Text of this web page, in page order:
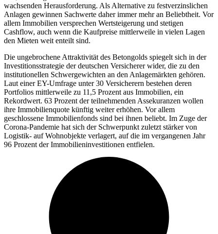
wachsenden Herausforderung. Als Alternative zu festverzinslichen
Anlagen gewinnen Sachwerte daher immer mehr an Beliebtheit. Vor
allem Immobilien versprechen Wertsteigerung und stetigen
Cashflow, auch wenn die Kaufpreise mittlerweile in vielen Lagen
den Mieten weit enteilt sind.
Die ungebrochene Attraktivität des Betongolds spiegelt sich in der
Investitionsstrategie der deutschen Versicherer wider, die zu den
institutionellen Schwergewichten an den Anlagemärkten gehören.
Laut einer EY-Umfrage unter 30 Versicherern bestehen deren
Portfolios mittlerweile zu 11,5 Prozent aus Immobilien, ein
Rekordwert. 63 Prozent der teilnehmenden Assekuranzen wollen
ihre Immobilienquote künftig weiter erhöhen. Vor allem
geschlossene Immobilienfonds sind bei ihnen beliebt. Im Zuge der
Corona-Pandemie hat sich der Schwerpunkt zuletzt stärker von
Logistik- auf Wohnobjekte verlagert, auf die im vergangenen Jahr
96 Prozent der Immobilieninvestitionen entfielen.